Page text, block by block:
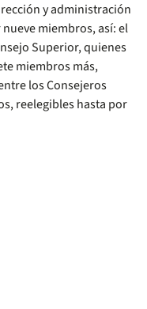
y administración
miembros, así: el
Superior, quienes
miembros más,
los Consejeros
reelegibles hasta por